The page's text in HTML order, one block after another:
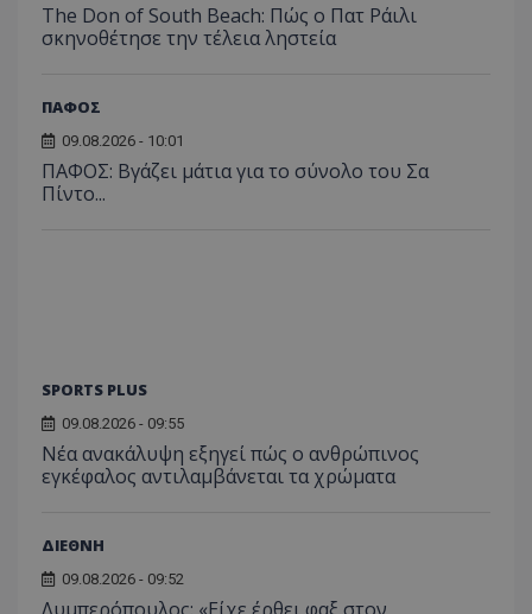
The Don of South Beach: Πώς ο Πατ Ράιλι
σκηνοθέτησε την τέλεια ληστεία
ΠΑΦΟΣ
09.08.2026 - 10:01
ΠΑΦΟΣ: Βγάζει μάτια για το σύνολο του Σα
Πίντο...
SPORTS PLUS
09.08.2026 - 09:55
Νέα ανακάλυψη εξηγεί πώς ο ανθρώπινος
εγκέφαλος αντιλαμβάνεται τα χρώματα
ΔΙΕΘΝΗ
09.08.2026 - 09:52